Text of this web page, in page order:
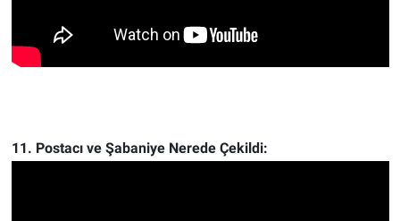
11. Postacı ve Şabaniye Nerede Çekildi: